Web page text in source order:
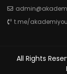
t.me/
All Rights